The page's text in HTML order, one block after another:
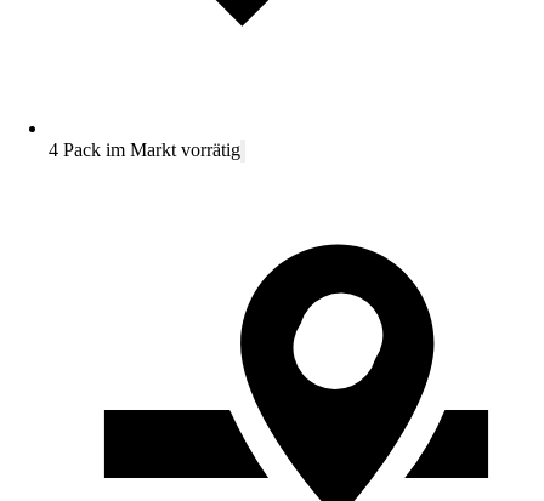
4 Pack im Markt vorrätig